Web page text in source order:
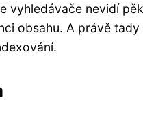
vyhledávače nevidí
obsahu. A právě